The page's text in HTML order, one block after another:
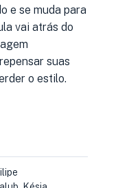
e se muda para
vai atrás do
suas
o estilo.